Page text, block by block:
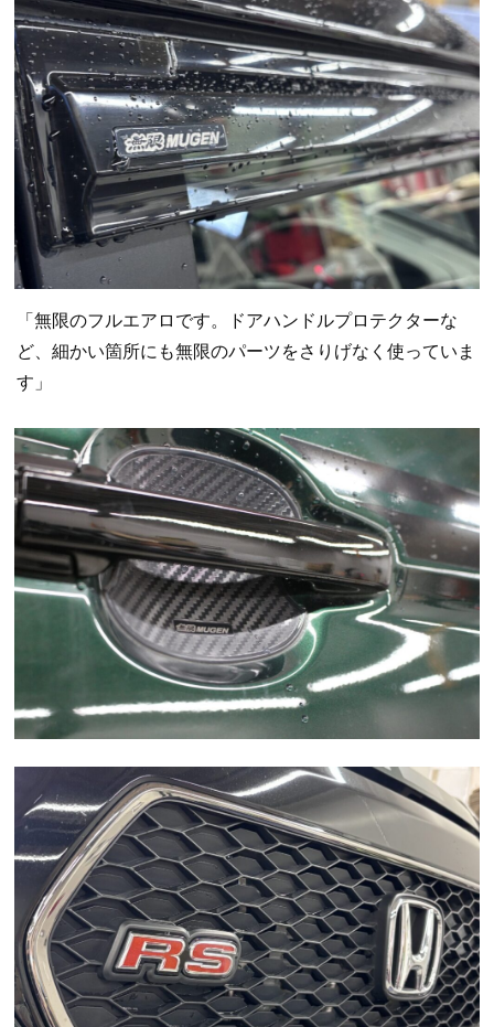
「無限のフルエアロです。ドアハンドルプロテクターな
ど、細かい箇所にも無限のパーツをさりげなく使っていま
す」